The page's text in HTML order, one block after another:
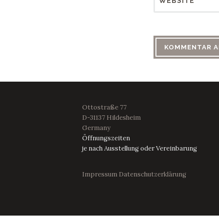
Ottostraße 77
D-31137 Hildesheim
Germany
Öffnungszeiten
je nach Ausstellung oder Vereinbarung
Impressum Datenschutzerklärung